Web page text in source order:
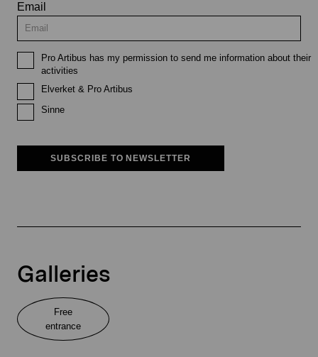
Email
Pro Artibus has my permission to send me information about their
activities
Elverket & Pro Artibus
Sinne
SUBSCRIBE TO NEWSLETTER
Galleries
Free
entrance